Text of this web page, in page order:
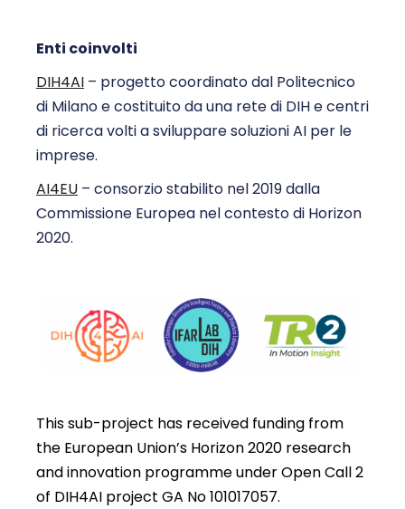
Enti coinvolti
DIH4AI – progetto coordinato dal Politecnico
di Milano e costituito da una rete di DIH e centri
di ricerca volti a sviluppare soluzioni AI per le
imprese.
AI4EU – consorzio stabilito nel 2019 dalla
Commissione Europea nel contesto di Horizon
2020.
This sub-project has received funding from
the European Union’s Horizon 2020 research
and innovation programme under Open Call 2
of DIH4AI project GA No 101017057.